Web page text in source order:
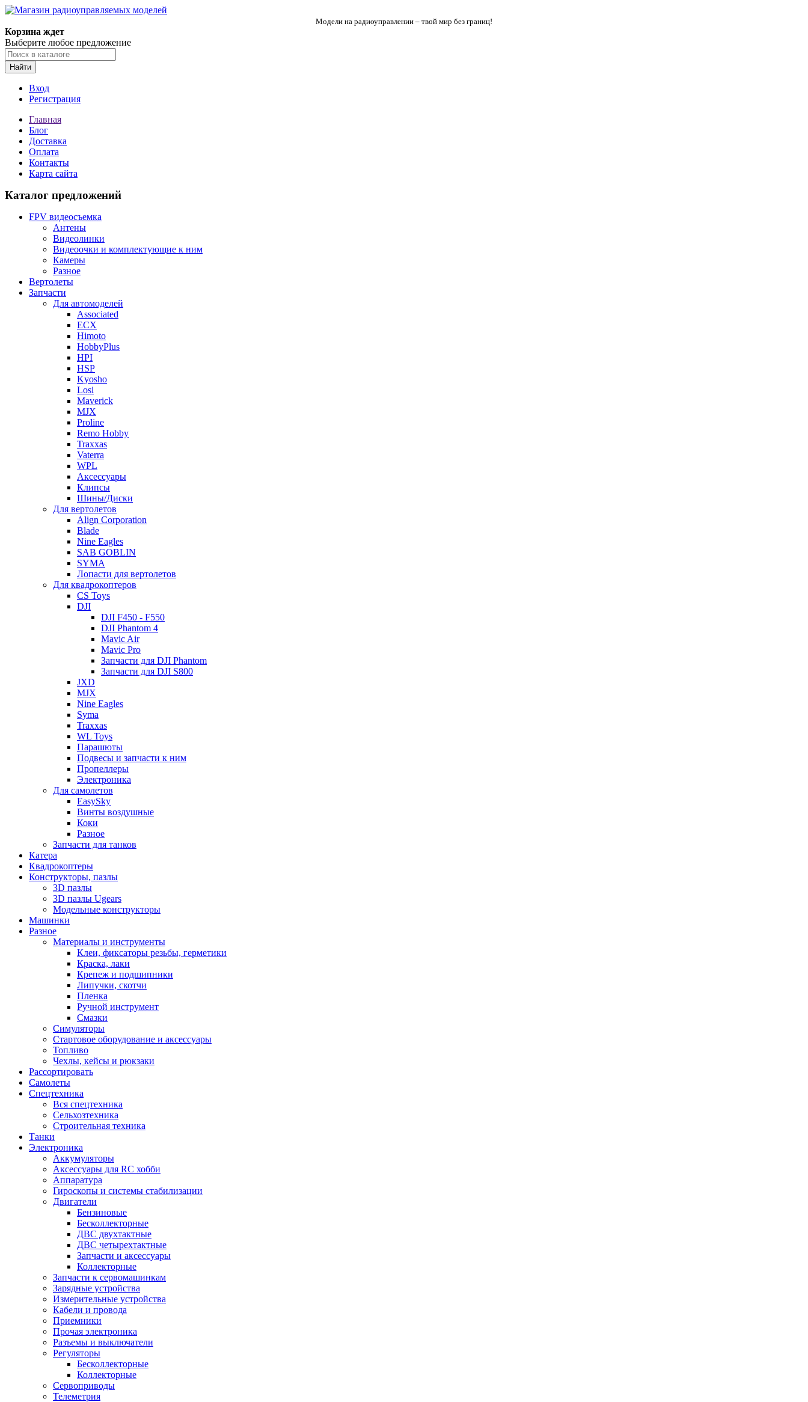
Модели на радиоуправлении – твой мир без границ!
Корзина ждет
Выберите любое предложение
Найти
Вход
Регистрация
Главная
Блог
Доставка
Оплата
Контакты
Карта сайта
Каталог предложений
FPV видеосъемка
Антены
Видеолинки
Видеоочки и комплектующие к ним
Камеры
Разное
Вертолеты
Запчасти
Для автомоделей
Associated
ECX
Himoto
HobbyPlus
HPI
HSP
Kyosho
Losi
Maverick
MJX
Proline
Remo Hobby
Traxxas
Vaterra
WPL
Аксессуары
Клипсы
Шины/Диски
Для вертолетов
Align Corporation
Blade
Nine Eagles
SAB GOBLIN
SYMA
Лопасти для вертолетов
Для квадрокоптеров
CS Toys
DJI
DJI F450 - F550
DJI Phantom 4
Mavic Air
Mavic Pro
Запчасти для DJI Phantom
Запчасти для DJI S800
JXD
MJX
Nine Eagles
Syma
Traxxas
WL Toys
Парашюты
Подвесы и запчасти к ним
Пропеллеры
Электроника
Для самолетов
EasySky
Винты воздушные
Коки
Разное
Запчасти для танков
Катера
Квадрокоптеры
Конструкторы, пазлы
3D пазлы
3D пазлы Ugears
Модельные конструкторы
Машинки
Разное
Материалы и инструменты
Клеи, фиксаторы резьбы, герметики
Краска, лаки
Крепеж и подшипники
Липучки, скотчи
Пленка
Ручной инструмент
Смазки
Симуляторы
Стартовое оборудование и аксессуары
Топливо
Чехлы, кейсы и рюкзаки
Рассортировать
Самолеты
Спецтехника
Вся спецтехника
Сельхозтехника
Строительная техника
Танки
Электроника
Аккумуляторы
Аксессуары для RC хобби
Аппаратура
Гироскопы и системы стабилизации
Двигатели
Бензиновые
Бесколлекторные
ДВС двухтактные
ДВС четырехтактные
Запчасти и аксессуары
Коллекторные
Запчасти к сервомашинкам
Зарядные устройства
Измерительные устройства
Кабели и провода
Приемники
Прочая электроника
Разъемы и выключатели
Регуляторы
Бесколлекторные
Коллекторные
Сервоприводы
Телеметрия